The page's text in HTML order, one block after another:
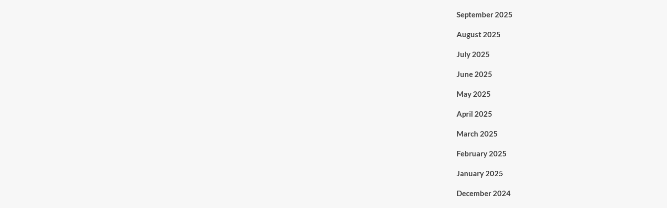
September 2025
August 2025
July 2025
June 2025
May 2025
April 2025
March 2025
February 2025
January 2025
December 2024